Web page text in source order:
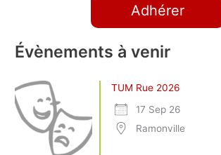
Adhérer
Évènements à venir
TUM Rue 2026
17 Sep 26
Ramonville